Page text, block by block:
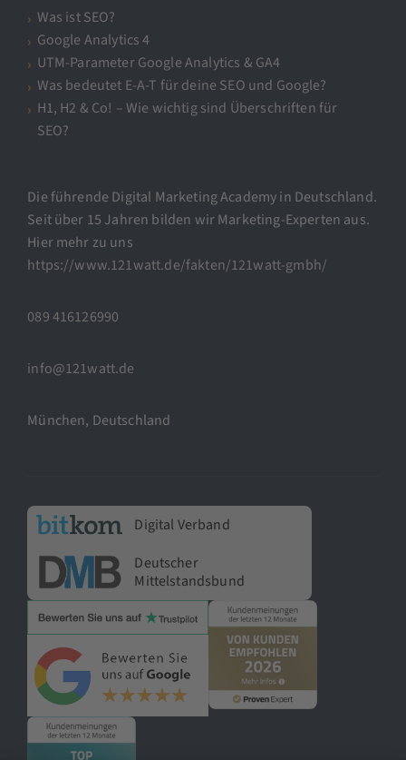
Was ist SEO?
Google Analytics 4
UTM-Parameter Google Analytics & GA4
Was bedeutet E-A-T für deine SEO und Google?
H1, H2 & Co! – Wie wichtig sind Überschriften für
SEO?
Die führende Digital Marketing Academy in Deutschland.
Seit über 15 Jahren bilden wir Marketing-Experten aus.
Hier mehr zu uns
https://www.121watt.de/fakten/121watt-gmbh/
089 416126990
info@121watt.de
München, Deutschland
Digital Verband
Deutscher
Mittelstandsbund